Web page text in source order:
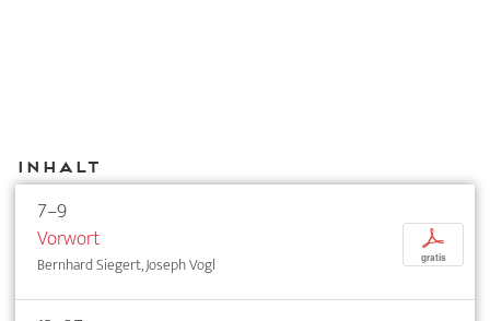
Inhalt
7–9
Vorwort
Bernhard Siegert, Joseph Vogl
p
gratis